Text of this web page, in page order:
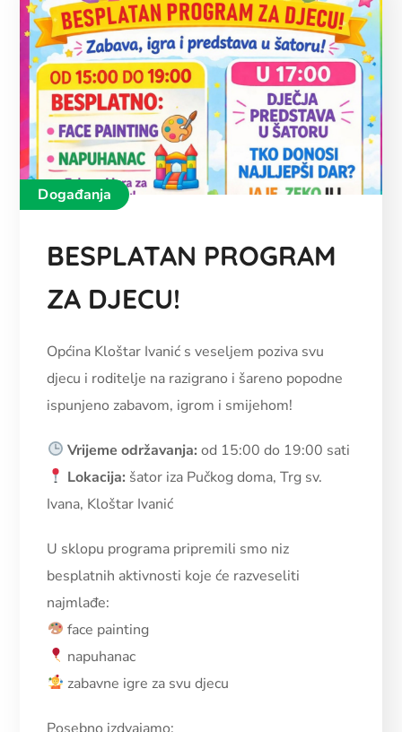
Događanja
BESPLATAN PROGRAM
ZA DJECU!
Općina Kloštar Ivanić s veseljem poziva svu
djecu i roditelje na razigrano i šareno popodne
ispunjeno zabavom, igrom i smijehom!
Vrijeme održavanja: od 15:00 do 19:00 sati
Lokacija: šator iza Pučkog doma, Trg sv.
Ivana, Kloštar Ivanić
U sklopu programa pripremili smo niz
besplatnih aktivnosti koje će razveseliti
najmlađe:
face painting
napuhanac
zabavne igre za svu djecu